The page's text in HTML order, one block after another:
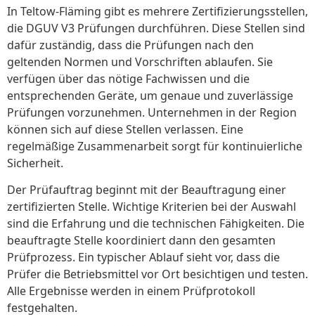
In Teltow-Fläming gibt es mehrere Zertifizierungsstellen,
die DGUV V3 Prüfungen durchführen. Diese Stellen sind
dafür zuständig, dass die Prüfungen nach den
geltenden Normen und Vorschriften ablaufen. Sie
verfügen über das nötige Fachwissen und die
entsprechenden Geräte, um genaue und zuverlässige
Prüfungen vorzunehmen. Unternehmen in der Region
können sich auf diese Stellen verlassen. Eine
regelmäßige Zusammenarbeit sorgt für kontinuierliche
Sicherheit.
Der Prüfauftrag beginnt mit der Beauftragung einer
zertifizierten Stelle. Wichtige Kriterien bei der Auswahl
sind die Erfahrung und die technischen Fähigkeiten. Die
beauftragte Stelle koordiniert dann den gesamten
Prüfprozess. Ein typischer Ablauf sieht vor, dass die
Prüfer die Betriebsmittel vor Ort besichtigen und testen.
Alle Ergebnisse werden in einem Prüfprotokoll
festgehalten.